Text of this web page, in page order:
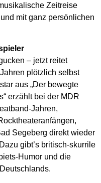
Zeitreise
mit ganz persönlichen
– jetzt reitet
plötzlich selbst
aus „Der bewegte
erzählt bei der MDR
Jahren,
Segeberg direkt wieder
gibt’s britisch-skurrile
Humor und die